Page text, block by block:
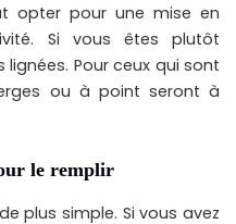
opter pour une mise en
Si vous êtes plutôt
Pour ceux qui sont
ou à point seront à
le remplir
plus simple. Si vous avez